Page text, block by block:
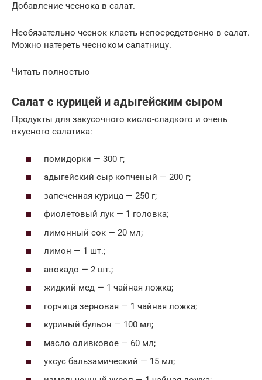
Добавление чеснока в салат.
Необязательно чеснок класть непосредственно в салат.
Можно натереть чесноком салатницу.
Читать полностью
Салат с курицей и адыгейским сыром
Продукты для закусочного кисло-сладкого и очень
вкусного салатика:
помидорки — 300 г;
адыгейский сыр копченый — 200 г;
запеченная курица — 250 г;
фиолетовый лук — 1 головка;
лимонный сок — 20 мл;
лимон — 1 шт.;
авокадо — 2 шт.;
жидкий мед — 1 чайная ложка;
горчица зерновая — 1 чайная ложка;
куриный бульон — 100 мл;
масло оливковое — 60 мл;
уксус бальзамический — 15 мл;